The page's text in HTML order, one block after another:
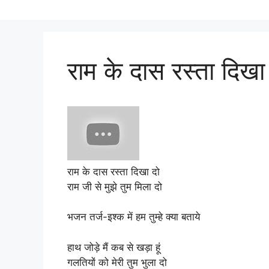
राम के दास रस्ता दिखा
राम के दास रस्ता दिखा दो
राम जी से मुझे तुम मिला दो
भजन तर्ज-इश्क में हम तुम्हे क्या बताये
हाथ जोड़े मैं कब से खड़ा हूं
गलतियों को मेरी तुम भुला दो